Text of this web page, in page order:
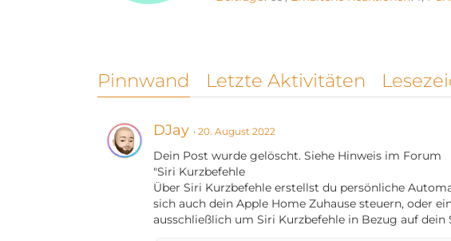
Pinnwand Letzte Aktivitäten
DJay 20. August 2022
Dein Post wurde gelöscht. Siehe Hinweis im Forum
"Siri Kurzbefehle
Über Siri Kurzbefehle erstellst du persönliche
sich auch dein Apple Home Zuhause steuern, oder
ausschließlich um Siri Kurzbefehle in Bezug auf dein